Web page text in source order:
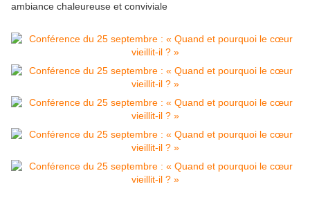
ambiance chaleureuse et conviviale